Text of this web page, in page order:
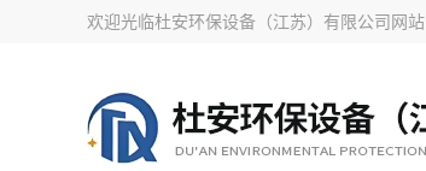
欢迎光临杜安环保设备（江苏）有限公司网站